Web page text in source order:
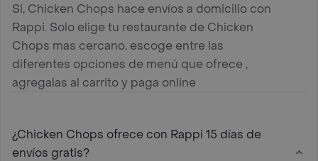
Si, Chicken Chops hace envíos a domicilio con
Rappi. Solo elige tu restaurante de Chicken
Chops mas cercano, escoge entre las
diferentes opciones de menú que ofrece ,
agregalas al carrito y paga online
¿Chicken Chops ofrece con Rappi 15 días de
envíos gratis?